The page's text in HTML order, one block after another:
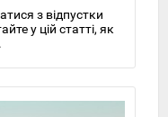
з відпустки
у цій статті, як